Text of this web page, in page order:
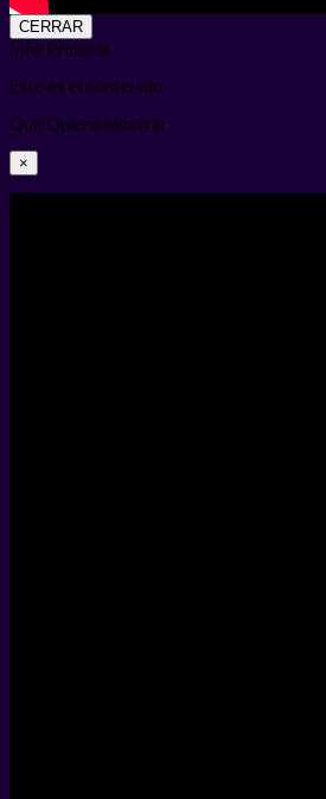
CERRAR
Info Primaria
Este es el contenido
Que Quiero Mostrar
×